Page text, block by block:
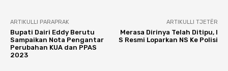
ARTIKULLI PARAPRAK
Bupati Dairi Eddy Berutu
Sampaikan Nota Pengantar
Perubahan KUA dan PPAS
2023
ARTIKULLI TJETËR
Merasa Dirinya Telah Ditipu, I
S Resmi Loparkan NS Ke Polisi